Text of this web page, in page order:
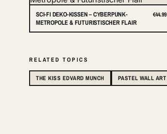
SCI-FI DEKO-KISSEN – CYBERPUNK-
METROPOLE & FUTURISTISCHER FLAIR
€44.99
RELATED TOPICS
THE KISS EDVARD MUNCH PASTEL WALL ART